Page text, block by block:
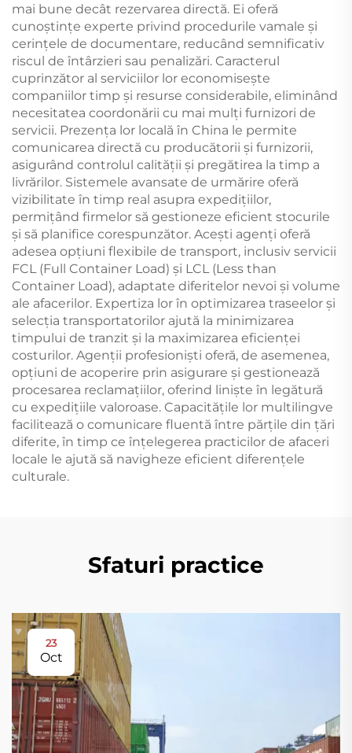
mai bune decât rezervarea directă. Ei oferă
cunoștințe experte privind procedurile vamale și
cerințele de documentare, reducând semnificativ
riscul de întârzieri sau penalizări. Caracterul
cuprinzător al serviciilor lor economisește
companiilor timp și resurse considerabile, eliminând
necesitatea coordonării cu mai mulți furnizori de
servicii. Prezența lor locală în China le permite
comunicarea directă cu producătorii și furnizorii,
asigurând controlul calității și pregătirea la timp a
livrărilor. Sistemele avansate de urmărire oferă
vizibilitate în timp real asupra expedițiilor,
permițând firmelor să gestioneze eficient stocurile
și să planifice corespunzător. Acești agenți oferă
adesea opțiuni flexibile de transport, inclusiv servicii
FCL (Full Container Load) și LCL (Less than
Container Load), adaptate diferitelor nevoi și volume
ale afacerilor. Expertiza lor în optimizarea traseelor și
selecția transportatorilor ajută la minimizarea
timpului de tranzit și la maximizarea eficienței
costurilor. Agenții profesioniști oferă, de asemenea,
opțiuni de acoperire prin asigurare și gestionează
procesarea reclamațiilor, oferind liniște în legătură
cu expedițiile valoroase. Capacitățile lor multilingve
facilitează o comunicare fluentă între părțile din țări
diferite, în timp ce înțelegerea practicilor de afaceri
locale le ajută să navigheze eficient diferențele
culturale.
Sfaturi practice
23
Oct